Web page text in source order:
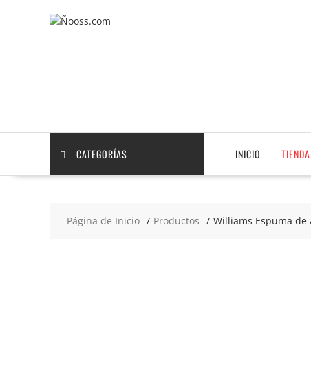
CATEGORÍAS INICIO TIENDA
Página de Inicio Productos Williams Espuma